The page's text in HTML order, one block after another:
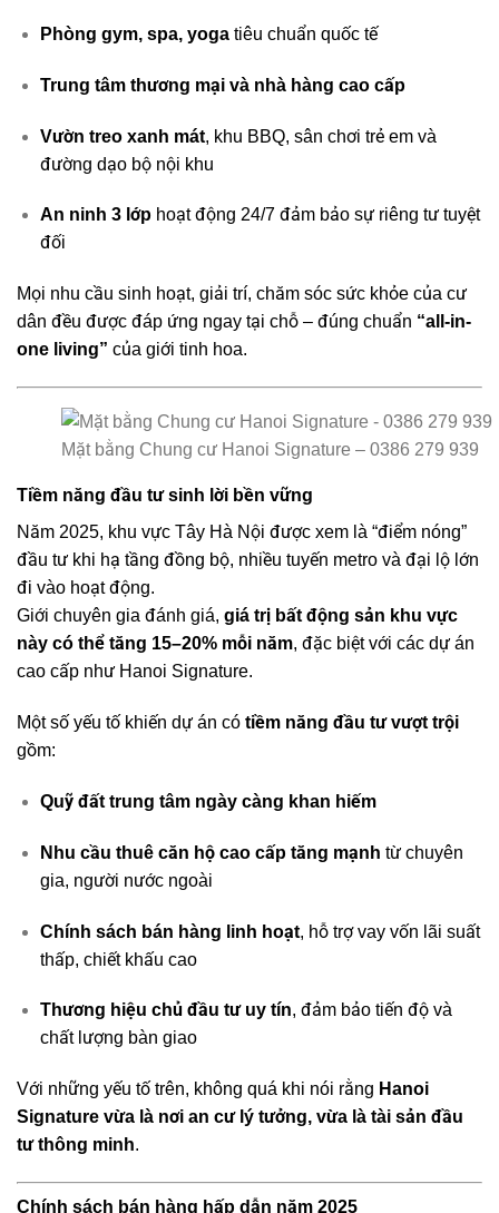
Phòng gym, spa, yogatiêu chuẩn quốc tế
Trung tâm thương mại và nhà hàng cao cấp
Vườn treo xanh mát, khu BBQ, sân chơi trẻ em và
đường dạo bộ nội khu
An ninh 3 lớphoạt động 24/7 đảm bảo sự riêng tư tuyệt
đối
Mọi nhu cầu sinh hoạt, giải trí, chăm sóc sức khỏe của cư
dân đều được đáp ứng ngay tại chỗ – đúng chuẩn “all-in-
one living” của giới tinh hoa.
Mặt bằng Chung cư Hanoi Signature – 0386 279 939
Tiềm năng đầu tư sinh lời bền vững
Năm 2025, khu vực Tây Hà Nội được xem là “điểm nóng”
đầu tư khi hạ tầng đồng bộ, nhiều tuyến metro và đại lộ lớn
đi vào hoạt động.
Giới chuyên gia đánh giá, giá trị bất động sản khu vực
này có thể tăng 15–20% mỗi năm, đặc biệt với các dự án
cao cấp như Hanoi Signature.
Một số yếu tố khiến dự án có tiềm năng đầu tư vượt trội
gồm:
Quỹ đất trung tâm ngày càng khan hiếm
Nhu cầu thuê căn hộ cao cấp tăng mạnh từ chuyên
gia, người nước ngoài
Chính sách bán hàng linh hoạt, hỗ trợ vay vốn lãi suất
thấp, chiết khấu cao
Thương hiệu chủ đầu tư uy tín, đảm bảo tiến độ và
chất lượng bàn giao
Với những yếu tố trên, không quá khi nói rằng Hanoi
Signature vừa là nơi an cư lý tưởng, vừa là tài sản đầu
tư thông minh.
Chính sách bán hàng hấp dẫn năm 2025